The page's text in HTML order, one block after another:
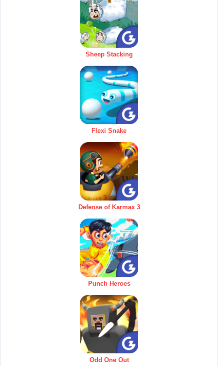
Sheep Stacking
Flexi Snake
Defense of Karmax 3
Punch Heroes
Odd One Out